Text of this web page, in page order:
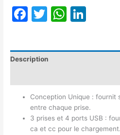
Facebook
Twitter
Description
Conception Unique : fournit
entre chaque prise.
3 prises et 4 ports USB :
ca et cc pour le chargement.